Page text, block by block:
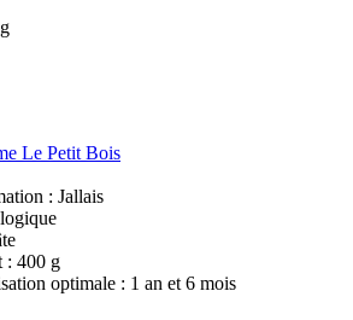
Le Petit Bois
: Jallais
: 400 g
optimale : 1 an et 6 mois